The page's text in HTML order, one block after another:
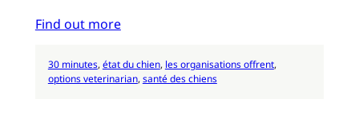
Find out more
30 minutes, état du chien, les organisations offrent
options veterinarian, santé des chiens